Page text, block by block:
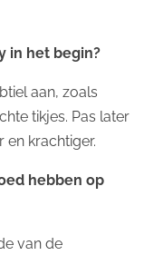
in het begin?
aan, zoals
tikjes. Pas later
krachtiger.
hebben op
van de